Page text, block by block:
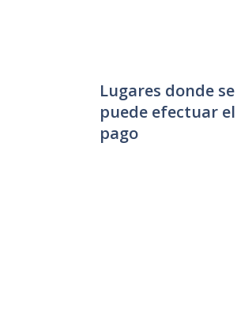
Lugares donde se
puede efectuar el
pago